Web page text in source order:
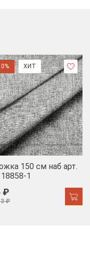
ХИТ
150 см наб арт.
1
₽
₽